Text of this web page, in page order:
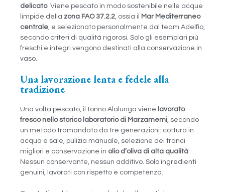
delicato. Viene pescato in modo sostenibile nelle acque
limpide della zona FAO 37.2.2, ossia il
Mar Mediterraneo
centrale, e selezionato personalmente dal team Adelfio,
secondo criteri di qualità rigorosi. Solo gli esemplari più
freschi e integri vengono destinati alla conservazione in
vaso.
Una lavorazione lenta e fedele alla
tradizione
Una volta pescato, il tonno Alalunga viene lavorato
fresco nello storico laboratorio di Marzamemi, secondo
un metodo tramandato da tre generazioni: cottura in
acqua e sale, pulizia manuale, selezione dei tranci
migliori e conservazione in olio d’oliva di alta qualità.
Nessun conservante, nessun additivo. Solo ingredienti
genuini, lavorati con rispetto e competenza.